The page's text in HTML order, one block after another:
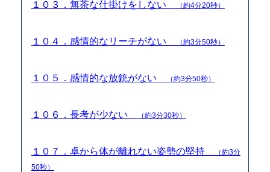
１０３．無茶な仕掛けをしない （約4分20秒）
１０４．感情的なリーチがない （約3分50秒）
１０５．感情的な放銃がない （約3分50秒）
１０６．長考が少ない （約3分30秒）
１０７．卓から体が離れない姿勢の堅持
（約3分
50秒）